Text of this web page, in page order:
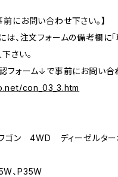
にお問い合わせ下さい。】
は、注文フォームの備考欄に「
さい。
フォーム↓で事前にお問い合
con_03_3.htm
ゴン 4WD ディーゼルター
、P35W